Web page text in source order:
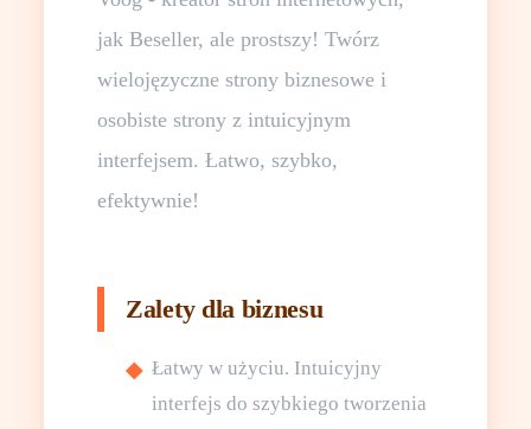
jak Beseller, ale prostszy! Twórz
wielojęzyczne strony biznesowe i
osobiste strony z intuicyjnym
interfejsem. Łatwo, szybko,
efektywnie!
Zalety dla biznesu
Łatwy w użyciu. Intuicyjny
interfejs do szybkiego tworzenia